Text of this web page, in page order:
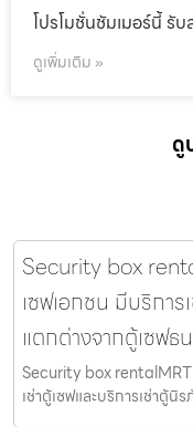
โปรโมชั่นชัมเมอร์นี้ รั
ดูเพิ่มเติม »
ดู
Security box
เซฟเอกชน มีบริการ
แตกต่างจากตู้เซฟธ
Security box rentalMRT
เช่าตู้เซฟและบริการเช่าตู้